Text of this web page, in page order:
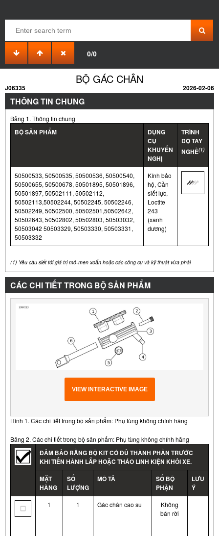
0/0
BỘ GÁC CHÂN
J06335 2026-02-06
THÔNG TIN CHUNG
Bảng 1. Thông tin chung
BỘ SẢN PHẨM
DỤNG
CỤ
KHUYẾN
NGHỊ
TRÌNH
ĐỘ TAY
NGHỀ(1)
50500533, 50500535, 50500536, 50500540,
50500655, 50500678, 50501895, 50501896,
50501897, 50502111, 50502112,
50502113,50502244, 50502245, 50502246,
50502249, 50502500, 50502501,50502642,
50502643, 50502802, 50502803, 50503032,
50503042 50503329, 50503330, 50503331,
50503332
Kính bảo
hộ, Cần
siết lực,
Loctite
243
(xanh
dương)
(1) Yêu cầu siết tới giá trị mô-men xoắn hoặc các công cụ và kỹ thuật vừa phải
CÁC CHI TIẾT TRONG BỘ SẢN PHẨM
VIEW INTERACTIVE IMAGE
Hình 1. Các chi tiết trong bộ sản phẩm: Phụ tùng không chính hãng
Bảng 2. Các chi tiết trong bộ sản phẩm: Phụ tùng không chính hãng
ĐẢM BẢO RẰNG BỘ KIT CÓ ĐỦ THÀNH PHẦN TRƯỚC
KHI TIẾN HÀNH LẮP HOẶC THÁO LINH KIỆN KHỎI XE.
MẶT
HÀNG
SỐ
LƯỢNG
MÔ TẢ
SỐ BỘ
PHẬN
LƯU
Ý
1 1 Gác chân cao su
Không
bán rời